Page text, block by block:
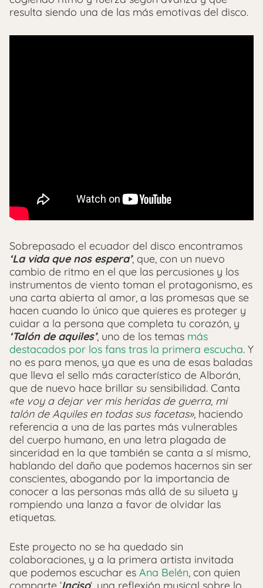
resulta siendo una de las más emotivas del disco.
Sobrepasado el ecuador del disco encontramos
‘La vida que nos espera’, que, con un nuevo
cambio de ritmo en el que las percusiones y los
instrumentos de viento toman el protagonismo, es
una carta abierta al amor, a las promesas que se
hacen cuando lo único que quieres es proteger y
cuidar a la persona que completa tu corazón, y
‘Talón de aquiles’, uno de los temas más
destacados por los fans tras la primera escucha. Y
no es para menos, ya que es una de esas baladas
que lleva el sello más característico de Alborán,
que de nuevo hace brillar su sensibilidad. Canta
«te voy a dejar ver mis heridas de guerra, mi
talón de Aquiles en todas sus facetas», haciendo
referencia a una de las partes más vulnerables
del cuerpo humano, en una letra plagada de
sinceridad en la que también se canta a sí mismo,
hablando del daño que podemos hacernos sin ser
conscientes, abogando por la importancia de
conocer a las personas más allá de su silueta y
rompiendo una lanza a favor de olvidar las
etiquetas.
Este proyecto no se ha quedado sin
colaboraciones, y a la primera artista invitada
que podemos escuchar es Ana Belén, con quien
comparte ‘Inciso‘, una reflexión musical sobre lo